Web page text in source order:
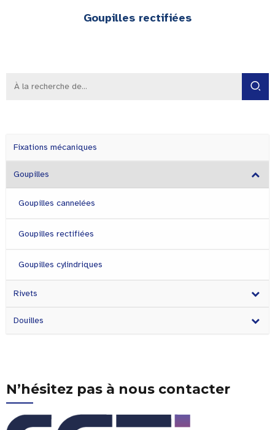
Goupilles rectifiées
Fixations mécaniques
Goupilles
Goupilles cannelées
Goupilles rectifiées
Goupilles cylindriques
Rivets
Douilles
N’hésitez pas à nous contacter